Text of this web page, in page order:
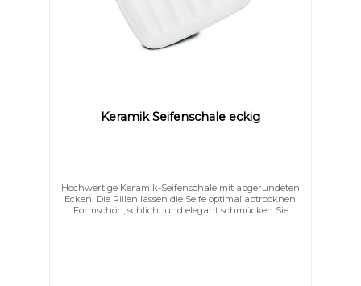
Keramik Seifenschale eckig
Hochwertige Keramik-Seifenschale mit abgerundeten
Ecken. Die Rillen lassen die Seife optimal abtrocknen.
Formschön, schlicht und elegant schmücken Sie
Text vergrößern Hochkontrastmodus